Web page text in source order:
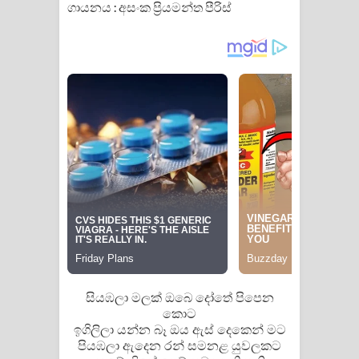
Manobhawa Song Lyrics - මනෝභව
ගීතයේ පද පෙළ
Akahe Indala Song Lyrics - ආකාහේ
ඉඳලා ගීතයේ පද පෙළ
Raawaya Song Lyrics - රාවය ගීතයේ
පද පෙළ
Saddeta Denna Song Lyrics - සද්දෙට
දෙන්න ගීතයේ පද පෙළ
ගායනය : අසංක ප්‍රියමන්ත පීරිස්
සියඹලා මලක්‌ ඔබෙ දෝතේ පිපෙන
කොට
ඉගිලිලා යන්න බෑ ඔය ඇස්‌ දෙකෙන් මට
පියඹලා ඇදෙන රන් සමනළ යුවලකට